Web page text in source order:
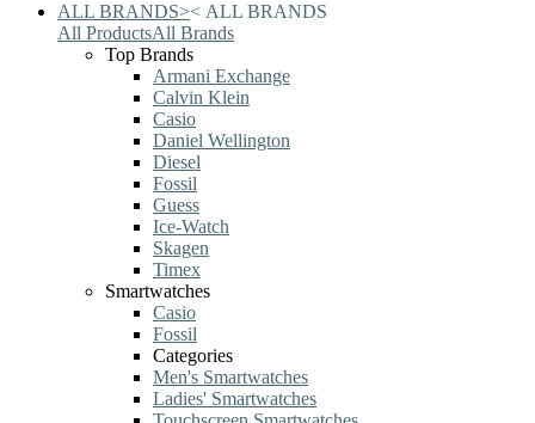
ALL BRANDS>< ALL BRANDS
All ProductsAll Brands
Top Brands
Armani Exchange
Calvin Klein
Casio
Daniel Wellington
Diesel
Fossil
Guess
Ice-Watch
Skagen
Timex
Smartwatches
Casio
Fossil
Categories
Men's Smartwatches
Ladies' Smartwatches